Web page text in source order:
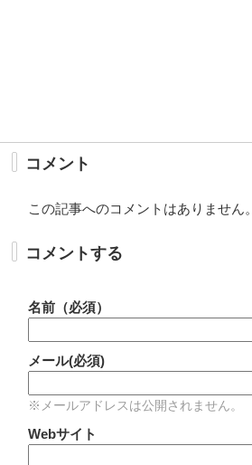
コメント
この記事へのコメントはありません。
コメントする
名前（必須）
メール(必須)
※メールアドレスは公開されません。
Webサイト